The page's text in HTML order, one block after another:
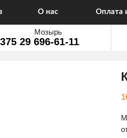
О нас Оплата
Мозырь
29 696-61-11